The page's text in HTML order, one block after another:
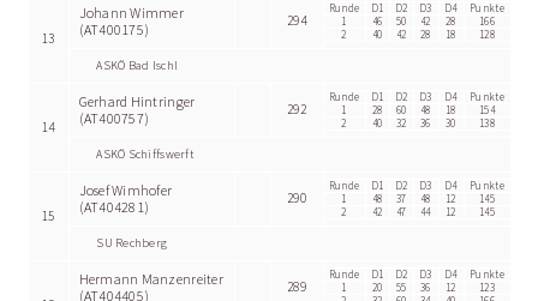
13
Johann Wimmer
(AT400175)
294
Runde D1 D2 D3 D4
Punkte
1
46 50 42 28
166
2
40 42 28 18 128
ASKÖ Bad Ischl
14
Gerhard Hintringer
(AT400757)
292
Runde D1 D2 D3 D4
Punkte
1
28 60 48 18
154
2
40 32 36 30 138
ASKÖ Schiffswerft
15
Josef Wimhofer
(AT404281)
290
Runde D1 D2 D3 D4
Punkte
1
48 37 48 12
145
2
42 47 44 12 145
SU Rechberg
Hermann Manzenreiter
(AT404405)
289
Runde D1 D2 D3 D4
Punkte
1
20 55 36 12
123